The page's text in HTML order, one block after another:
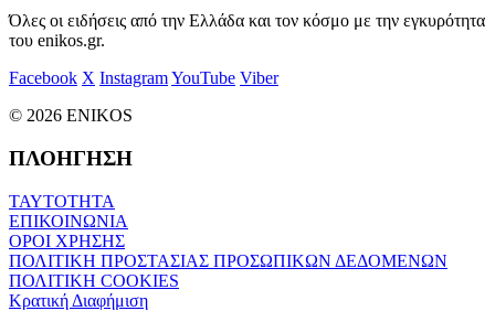
Όλες οι ειδήσεις από την Ελλάδα και τον κόσμο με την εγκυρότητα
του enikos.gr.
Facebook X InstagramYouTube Viber
© 2026 ENIKOS
ΠΛΟΗΓΗΣΗ
ΤΑΥΤΟΤΗΤΑ
ΕΠΙΚΟΙΝΩΝΙΑ
ΟΡΟΙ ΧΡΗΣΗΣ
ΠΟΛΙΤΙΚΗ ΠΡΟΣΤΑΣΙΑΣ ΠΡΟΣΩΠΙΚΩΝ ΔΕΔΟΜΕΝΩΝ
ΠΟΛΙΤΙΚΗ COOKIES
Κρατική Διαφήμιση